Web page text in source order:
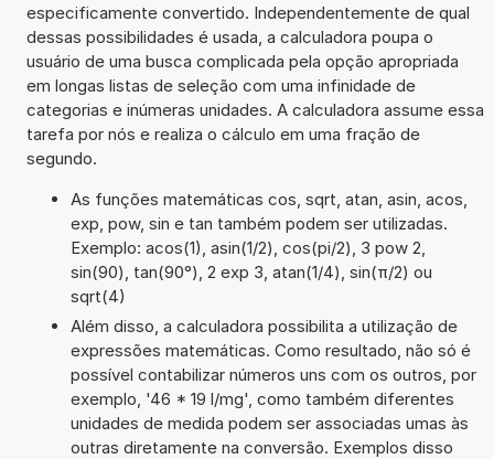
especificamente convertido. Independentemente de qual
dessas possibilidades é usada, a calculadora poupa o
usuário de uma busca complicada pela opção apropriada
em longas listas de seleção com uma infinidade de
categorias e inúmeras unidades. A calculadora assume essa
tarefa por nós e realiza o cálculo em uma fração de
segundo.
As funções matemáticas cos, sqrt, atan, asin, acos,
exp, pow, sin e tan também podem ser utilizadas.
Exemplo: acos(1), asin(1/2), cos(pi/2), 3 pow 2,
sin(90), tan(90°), 2 exp 3, atan(1/4), sin(π/2) ou
sqrt(4)
Além disso, a calculadora possibilita a utilização de
expressões matemáticas. Como resultado, não só é
possível contabilizar números uns com os outros, por
exemplo, '46 * 19 l/mg', como também diferentes
unidades de medida podem ser associadas umas às
outras diretamente na conversão. Exemplos disso